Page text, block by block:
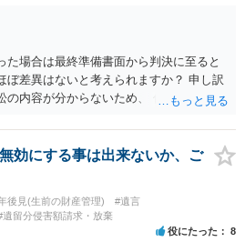
た場合は最終準備書面から判決に至ると
ぼ差異はないと考えられますか？ 申し訳
の内容が分からないため、 何とも回答が
聞くか、 訴訟資料を持って面談相談に行
一般論として回答するなら、和解案と判
差はあっても）食い違うことが多いで
ば判決で１００万円支払え、という結論
１００万円を和解案として提示しても、
してはあまり和解に応じようという気
効にする事は出来ないか、ご
後見(生前の財産管理)
#遺言
遺留分侵害額請求・放棄
役にたった 8